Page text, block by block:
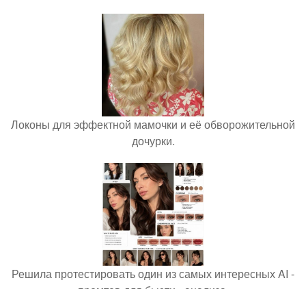
Локоны для эффектной мамочки и её обворожительной
дочурки.
Решила протестировать один из самых интересных AI -